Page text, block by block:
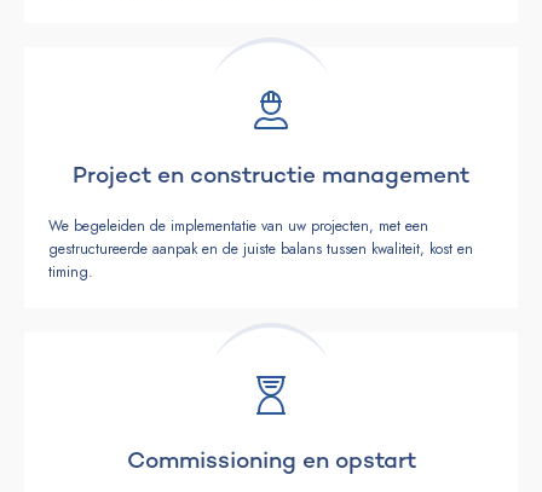
Project en constructie management
We begeleiden de implementatie van uw projecten, met een
gestructureerde aanpak en de juiste balans tussen kwaliteit, kost en
timing.
Commissioning en opstart